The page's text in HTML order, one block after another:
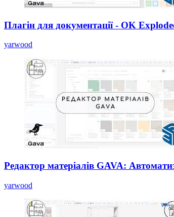
Плагін для документації - OK
yarwood
Редактор матеріалів GAVA:
yarwood